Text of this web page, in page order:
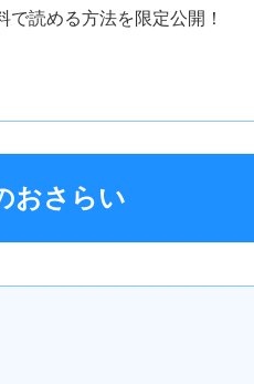
読める方法を限定公開！
おさらい